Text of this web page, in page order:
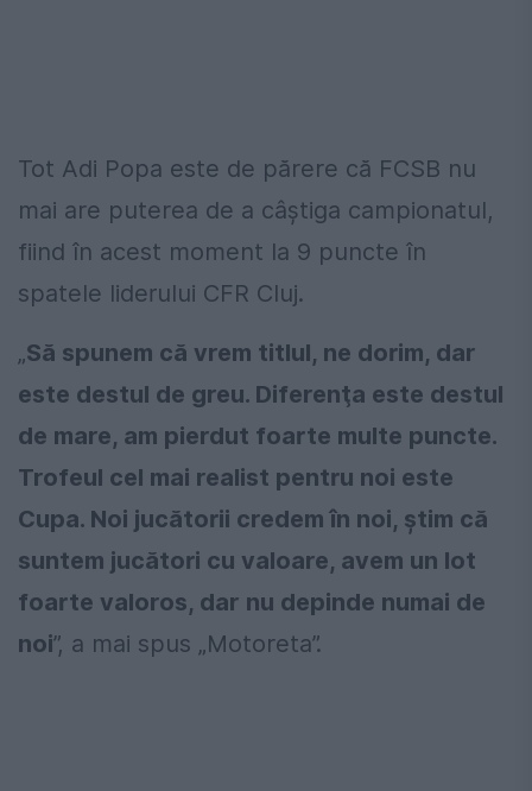
Tot Adi Popa este de părere că FCSB nu
mai are puterea de a câștiga campionatul,
fiind în acest moment la 9 puncte în
spatele liderului CFR Cluj.
„Să spunem că vrem titlul, ne dorim, dar
este destul de greu. Diferenţa este destul
de mare, am pierdut foarte multe puncte.
Trofeul cel mai realist pentru noi este
Cupa. Noi jucătorii credem în noi, ştim că
suntem jucători cu valoare, avem un lot
foarte valoros, dar nu depinde numai de
noi”, a mai spus „Motoreta”.